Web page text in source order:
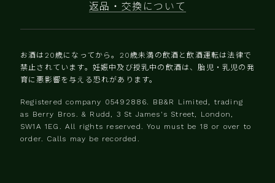
返品・交換について
お酒は20歳になってから。20歳未満の飲酒と飲酒運転は法律で
禁止されています。妊娠中及び授乳中の飲酒は、胎児・乳児の発
育に悪影響を与える恐れがあります。
Registered company 0‍5492886. BB&R Limited, trading
as Berry Bros. & Rudd, 3 St James's Street, London,
SW1A 1EG. All rights reserved. You must be 18 or over to
order. Calls may be recorded.